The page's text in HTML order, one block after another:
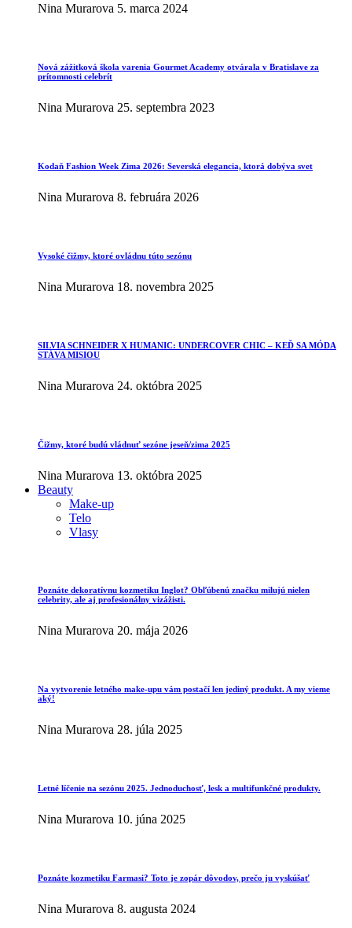
Nina Murarova 5. marca 2024
Nová zážitková škola varenia Gourmet Academy otvárala v Bratislave za
prítomnosti celebrít
Nina Murarova 25. septembra 2023
Kodaň Fashion Week Zima 2026: Severská elegancia, ktorá dobýva svet
Nina Murarova 8. februára 2026
Vysoké čižmy, ktoré ovládnu túto sezónu
Nina Murarova 18. novembra 2025
SILVIA SCHNEIDER X HUMANIC: UNDERCOVER CHIC – KEĎ SA MÓDA
STÁVA MISIOU
Nina Murarova 24. októbra 2025
Čižmy, ktoré budú vládnuť sezóne jeseň/zima 2025
Nina Murarova 13. októbra 2025
Beauty
Make-up
Telo
Vlasy
Poznáte dekoratívnu kozmetiku Inglot? Obľúbenú značku milujú nielen
celebrity, ale aj profesionálny vizážisti.
Nina Murarova 20. mája 2026
Na vytvorenie letného make-upu vám postačí len jediný produkt. A my vieme
aký!
Nina Murarova 28. júla 2025
Letné líčenie na sezónu 2025. Jednoduchosť, lesk a multifunkčné produkty.
Nina Murarova 10. júna 2025
Poznáte kozmetiku Farmasi? Toto je zopár dôvodov, prečo ju vyskúšať
Nina Murarova 8. augusta 2024